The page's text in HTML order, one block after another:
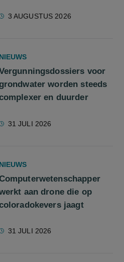
3 AUGUSTUS 2026
NIEUWS
voor
worden steeds
en duurder
31 JULI 2026
NIEUWS
aan drone die op
jaagt
31 JULI 2026